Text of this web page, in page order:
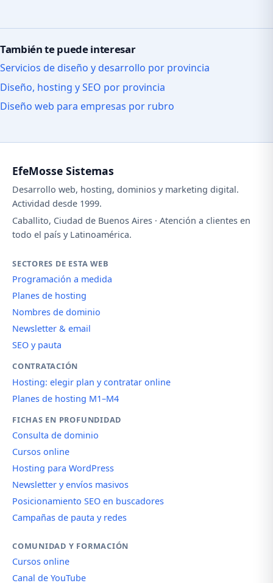
También te puede interesar
Servicios de diseño y desarrollo por provincia
Diseño, hosting y SEO por provincia
Diseño web para empresas por rubro
EfeMosse Sistemas
Desarrollo web, hosting, dominios y marketing digital.
Actividad desde 1999.
Caballito, Ciudad de Buenos Aires · Atención a clientes en
todo el país y Latinoamérica.
SECTORES DE ESTA WEB
Programación a medida
Planes de hosting
Nombres de dominio
Newsletter & email
SEO y pauta
CONTRATACIÓN
Hosting: elegir plan y contratar online
Planes de hosting M1–M4
FICHAS EN PROFUNDIDAD
Consulta de dominio
Cursos online
Hosting para WordPress
Newsletter y envíos masivos
Posicionamiento SEO en buscadores
Campañas de pauta y redes
COMUNIDAD Y FORMACIÓN
Cursos online
Canal de YouTube